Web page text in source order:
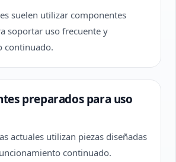
suelen utilizar componentes
soportar uso frecuente y
continuado.
preparados para uso
actuales utilizan piezas diseñadas
continuado.